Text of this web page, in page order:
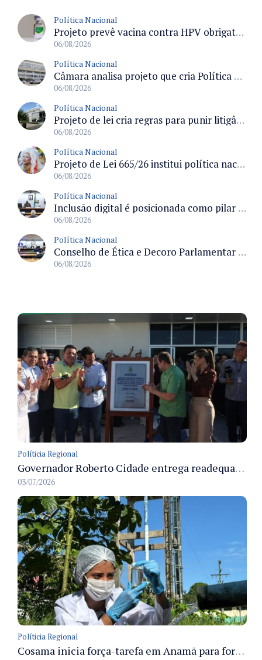
Política Nacional
Projeto prevê vacina contra HPV obrigatória e testes moleculares para rastreamento do câncer do colo do útero
06/08/2026
Política Nacional
Câmara analisa projeto que cria Política Nacional de Qualificação e Valorização da Preceptoria na Residência Médica
06/08/2026
Política Nacional
Projeto de lei cria regras para punir litigância abusiva reversa e integrar sistemas do Judiciário
06/08/2026
Política Nacional
Projeto de Lei 665/26 institui política nacional para prevenção ao transfeminicídio e prevê medidas de proteção e reparação
06/08/2026
Política Nacional
Inclusão digital é posicionada como pilar essencial da reurbanização de favelas e periferias
06/08/2026
Política Nacional
Conselho de Ética e Decoro Parlamentar analisa representações e oitivas agendadas para terça (11)
06/08/2026
Políticia Regional
Governador Roberto Cidade entrega readequação do ambulatório da FCecon e amplia capacidade de atendimento oncológico em Manaus
03/07/2026
Políticia Regional
Cosama inicia força-tarefa em Anamã para fortalecer abastecimento de água e segurança hídrica da população